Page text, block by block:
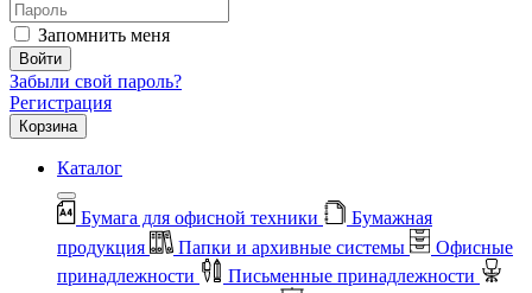
Запомнить меня
Войти
Забыли свой пароль?
Регистрация
Корзина
Каталог
Бумага для офисной техники
Бумажная
продукция
Папки и архивные системы
Офисные
принадлежности
Письменные принадлежности